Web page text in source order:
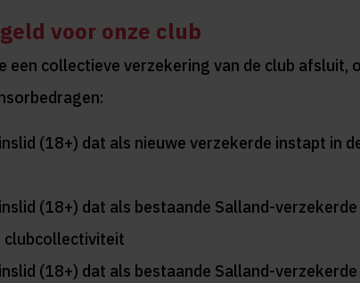
voor onze club
een collectieve verzekering van de club afsluit,
(18+) dat als nieuwe verzekerde instapt in
(18+) dat als bestaande Salland-verzekerde
clubcollectiviteit
(18+) dat als bestaande Salland-verzekerde